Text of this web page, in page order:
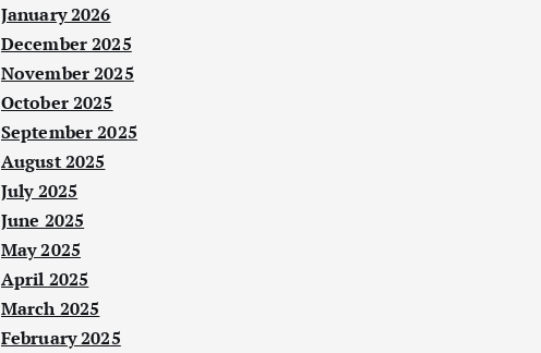
January 2026
December 2025
November 2025
October 2025
September 2025
August 2025
July 2025
June 2025
May 2025
April 2025
March 2025
February 2025